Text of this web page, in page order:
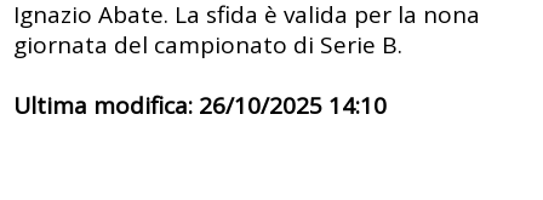
Ignazio Abate. La sfida è valida per la nona
giornata del campionato di Serie B.
Ultima modifica: 26/10/2025 14:10